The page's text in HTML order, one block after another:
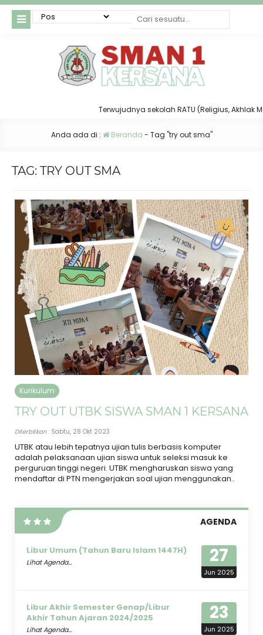
Terwujudnya sekolah RATU (Religius, Akhlak
Anda ada di : Beranda - Tag "try out sma"
TAG: TRY OUT SMA
Kurikulum
TRY OUT UTBK SISWA SMAN 1 KERSANA
Diterbitkan: Sabtu, 28 Okt 2023
UTBK atau lebih tepatnya ujian tulis berbasis komputer
adalah pelaksanaan ujian siswa untuk seleksi masuk ke
perguruan tinggi negeri. UTBK mengharuskan siswa yang
mendaftar di PTN mengerjakan soal ujian menggunakan..
AGENDA
27
Jun 2025
Libur Umum (Tahun Baru Islam 1447H)
Lihat Agenda...
23
Jun 2025
Libur Akhir Semester Genap/Libur
Akhir Tahun Ajaran 2024/2025
Lihat Agenda...